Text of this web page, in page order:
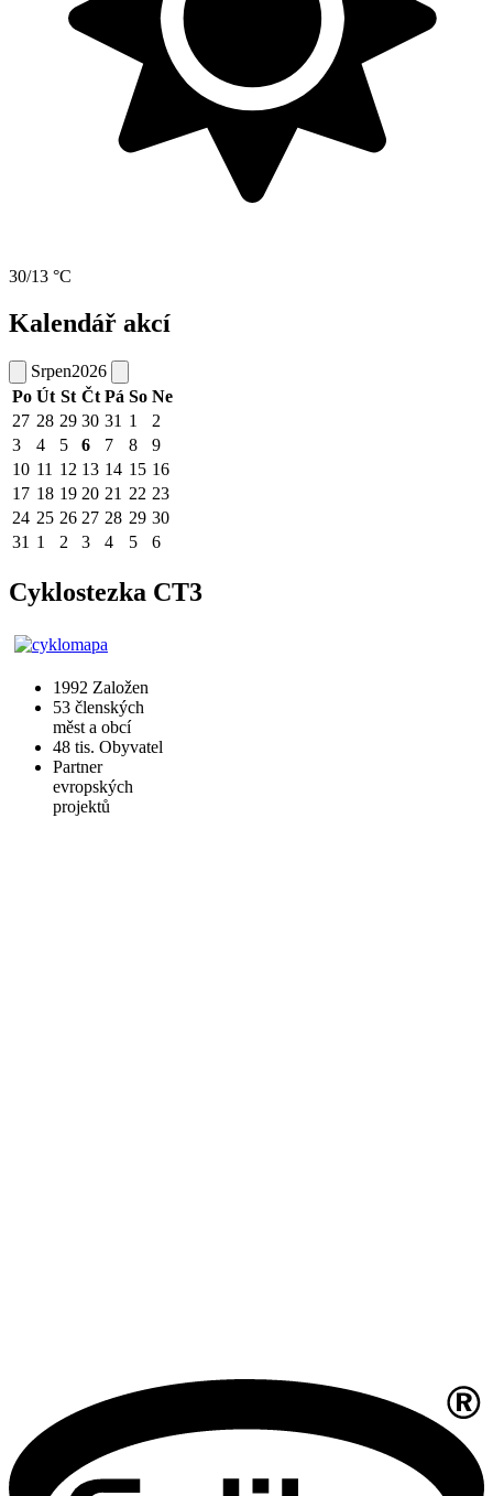
30/13 °C
Kalendář akcí
Srpen2026
Po Út St Čt Pá So Ne
27 28 29 30 31 1
2
3
4 5 6 7 8
9
10 11 12 13 14 15 16
17 18 19 20 21 22 23
24 25 26 27 28 29 30
31 1 2 3 4 5 6
Cyklostezka CT3
1992 Založen
53 členských
měst a obcí
48 tis. Obyvatel
Partner
evropských
projektů